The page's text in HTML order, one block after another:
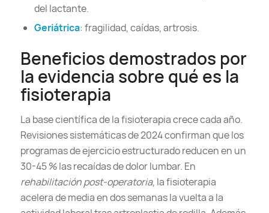
del lactante.
Geriátrica: fragilidad, caídas, artrosis.
Beneficios demostrados por
la evidencia sobre qué es la
fisioterapia
La base científica de la fisioterapia crece cada año.
Revisiones sistemáticas de 2024 confirman que los
programas de ejercicio estructurado reducen en un
30-45 % las recaídas de dolor lumbar. En
rehabilitación post-operatoria, la fisioterapia
acelera de media en dos semanas la vuelta a la